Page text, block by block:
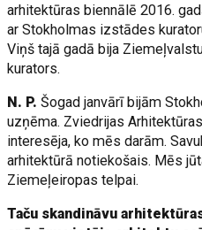
arhitektūras biennālē 2016.
ar Stokholmas izstādes
Viņš tajā gadā bija
kurators.
N. P.Šogad janvārī bijām
uzņēma. Zviedrijas
interesēja, ko mēs darām.
arhitektūrā notiekošais. Mēs
Ziemeļeiropas telpai.
Taču skandināvu